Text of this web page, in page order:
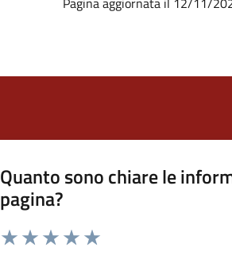
Quanto sono chiare le
pagina?